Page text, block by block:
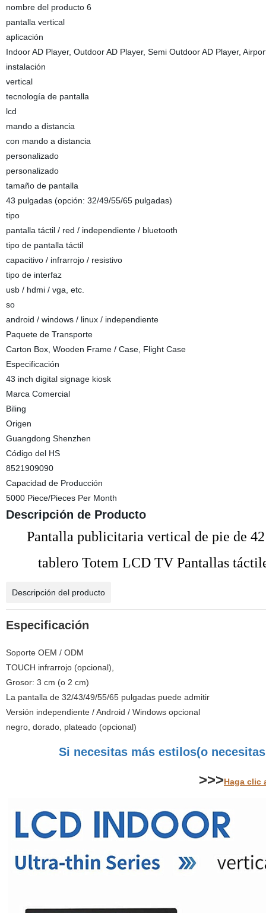
nombre del producto 6
pantalla vertical
aplicación
Indoor AD Player, Outdoor AD Player, Semi Outdoor AD Player,
instalación
vertical
tecnología de pantalla
lcd
mando a distancia
con mando a distancia
personalizado
personalizado
tamaño de pantalla
43 pulgadas (opción: 32/49/55/65 pulgadas)
tipo
pantalla táctil / red / independiente / bluetooth
tipo de pantalla táctil
capacitivo / infrarrojo / resistivo
tipo de interfaz
usb / hdmi / vga, etc.
so
android / windows / linux / independiente
Paquete de Transporte
Carton Box, Wooden Frame / Case, Flight Case
Especificación
43 inch digital signage kiosk
Marca Comercial
Biling
Origen
Guangdong Shenzhen
Código del HS
8521909090
Capacidad de Producción
5000 Piece/Pieces Per Month
Descripción de Producto
Pantalla publicitaria vertical de pie de
tablero Totem LCD TV Pantallas
Descripción del producto
Especificación
Soporte OEM / ODM
TOUCH infrarrojo (opcional),
Grosor: 3 cm (o 2 cm)
La pantalla de 32/43/49/55/65 pulgadas puede admitir
Versión independiente / Android / Windows opcional
negro, dorado, plateado (opcional)
Si necesitas más estilos(o
>>>Haga clic